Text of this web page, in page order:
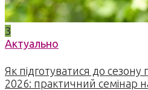
3
Актуально
Як підготуватися до
2026: практичний семінар